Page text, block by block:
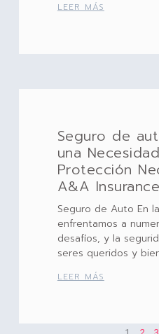
LEER MÁS
Seguro de
una
Protección
A&A
Seguro de Auto En
enfrentamos a
desafíos, y la
seres queridos y
LEER MÁS